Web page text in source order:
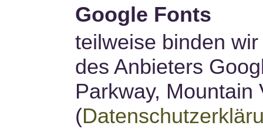
Google Fonts
teilweise binden
des Anbieters
Parkway, Mountain
(